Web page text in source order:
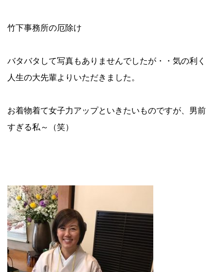
竹下事務所の厄除け
バタバタして写真もありませんでしたが・・気の利く
人生の大先輩よりいただきました。
お着物着て女子力アップといきたいものですが、男前
すぎる私～（笑）